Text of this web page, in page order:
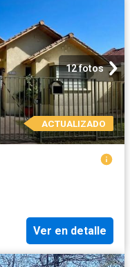
12 fotos
ACTUALIZADO
Ver en detalle